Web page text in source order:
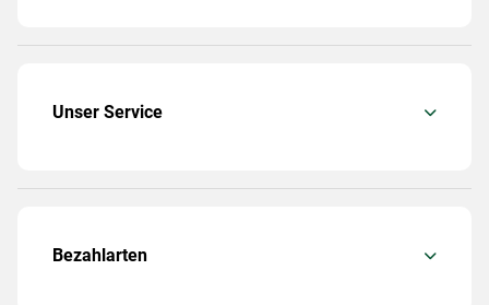
Unser Service
Bezahlarten